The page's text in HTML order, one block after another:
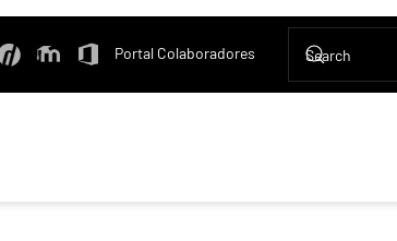
Portal Colaboradores